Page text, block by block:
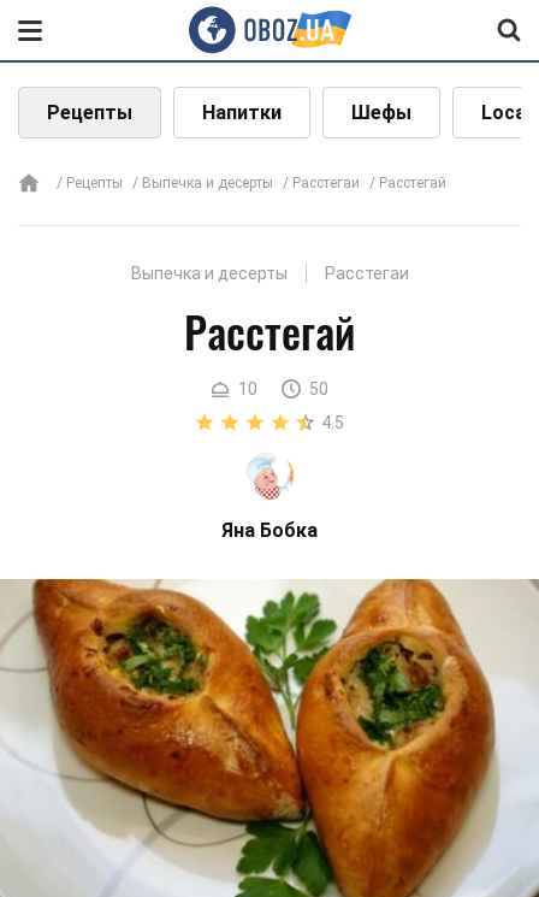
Рецепты Напитки Шефы Local
Рецепты Выпечка и десерты Расстегаи Расстегай
Выпечка и десерты Расстегаи
Расстегай
10
50
4.5
Яна Бобка